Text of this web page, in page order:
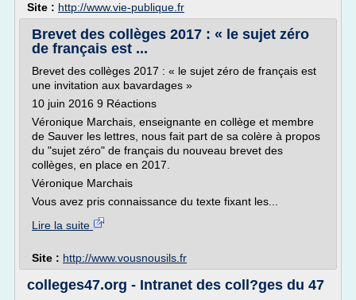
Site : http://www.vie-publique.fr
Brevet des collèges 2017 : « le sujet zéro
de français est ...
Brevet des collèges 2017 : « le sujet zéro de français est
une invitation aux bavardages »
10 juin 2016 9 Réactions
Véronique Marchais, enseignante en collège et membre
de Sauver les lettres, nous fait part de sa colère à propos
du "sujet zéro" de français du nouveau brevet des
collèges, en place en 2017.
Véronique Marchais
Vous avez pris connaissance du texte fixant les...
Lire la suite
Site : http://www.vousnousils.fr
colleges47.org - Intranet des coll?ges du 47